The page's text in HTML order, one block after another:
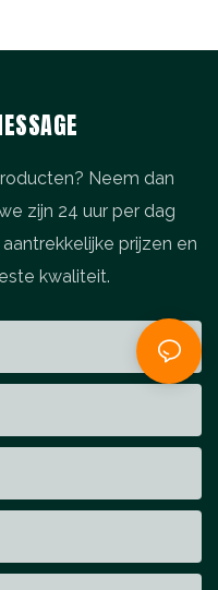
Neem dan
zijn 24 uur per dag
prijzen en
kwaliteit.